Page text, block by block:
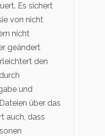
Es sichert
von nicht
nicht
geändert
den
und
über das
auch, dass